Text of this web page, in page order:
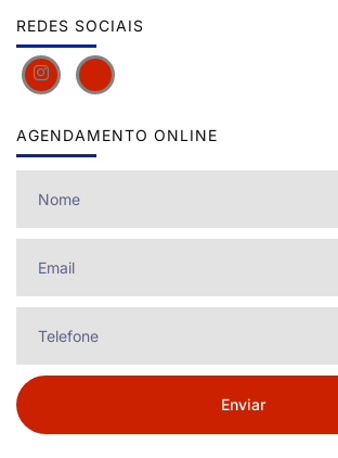
REDES SOCIAIS
AGENDAMENTO ONLINE
Enviar